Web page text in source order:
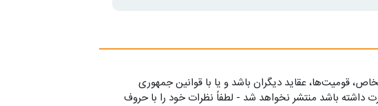
قومیت‌ها، عقاید دیگران باشد و یا با قوانین جمهوری
داشته باشد منتشر نخواهد شد - لطفاً نظرات خود را با حروف